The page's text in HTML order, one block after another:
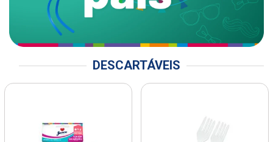
DESCARTÁVEIS